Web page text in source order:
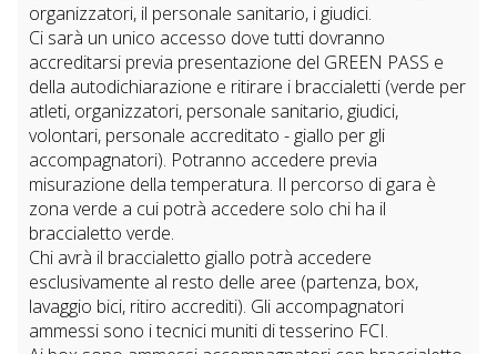
organizzatori, il personale sanitario, i giudici.
Ci sarà un unico accesso dove tutti dovranno
accreditarsi previa presentazione del GREEN PASS e
della autodichiarazione e ritirare i braccialetti (verde per
atleti, organizzatori, personale sanitario, giudici,
volontari, personale accreditato - giallo per gli
accompagnatori). Potranno accedere previa
misurazione della temperatura. Il percorso di gara è
zona verde a cui potrà accedere solo chi ha il
braccialetto verde.
Chi avrà il braccialetto giallo potrà accedere
esclusivamente al resto delle aree (partenza, box,
lavaggio bici, ritiro accrediti). Gli accompagnatori
ammessi sono i tecnici muniti di tesserino FCI.